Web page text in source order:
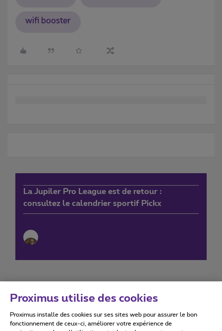
wifi booster
La Jupiler Pro League est de retour :
consultez le calendrier sportif Pickx
Conditions d'utilisation Accessibility statement
Proximus utilise des cookies
Proximus installe des cookies sur ses sites web pour assurer le bon
fonctionnement de ceux-ci, améliorer votre expérience de